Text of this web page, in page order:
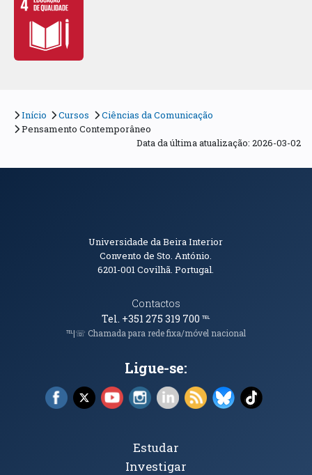
Início Cursos
Ciências da Comunicação
Pensamento Contemporâneo
Data da última atualização: 2026-03-02
Informações de Contacto
Universidade da Beira Interior
Convento de Sto. António.
6201-001Covilhã. Portugal.
Contactos
Tel. +351 275 319 700℡
℡|☏ Chamada para rede fixa/móvel nacional
Ligue-se:
Facebook (abre em nova janela)
X (abre em nova janela)
YouTube (abre em nova janela)
Instagram (abre em nova janela)
LinkedIn (abre em nova
RSS (abre em nova
Bluesky (abre
TikTok
Tópicos Principais
Estudar
Investigar